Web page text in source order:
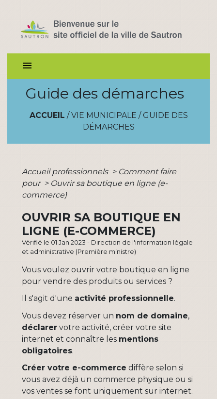
menu
Guide des démarches
ACCUEIL / VIE MUNICIPALE / GUIDE DES
DÉMARCHES
Accueil professionnels > Comment faire
pour > Ouvrir sa boutique en ligne (e-
commerce)
OUVRIR SA BOUTIQUE EN
LIGNE (E-COMMERCE)
Vérifié le 01 Jan 2023 - Direction de l'information légale
et administrative (Première ministre)
Vous voulez ouvrir votre boutique en ligne
pour vendre des produits ou services ?
Il s'agit d'une activité professionnelle.
Vous devez réserver un nom de domaine,
déclarer votre activité, créer votre site
internet et connaître les mentions
obligatoires.
Créer votre e-commerce diffère selon si
vous avez déjà un commerce physique ou si
vos ventes se font uniquement sur internet.